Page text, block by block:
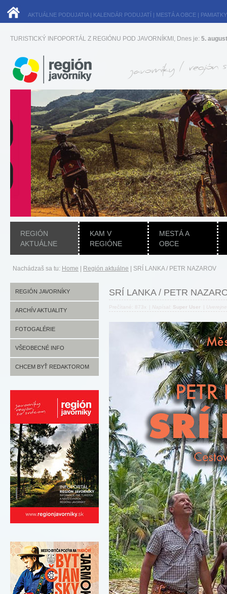
AKTUÁLNE PODUJATIA| KALENDÁR PODUJATÍ | MESTÁ A OBCE | PAMIATKY
TURISTICKÝ INFOPORTÁL Z REGIÓNU POD JAVORNÍKMI, Dnes je: 5.
REGIÓN
AKTUÁLNE
KAM V
REGIÓNE
MESTÁ A
OBCE
Nachádzaš sa tu: Home Región aktuálne SRÍ LANKA / PETR NAZAROV
REGIÓN JAVORNÍKY
ARCHÍV AKTUALITY
FOTOGALÉRIE
VŠEOBECNÉ INFO
CHCEM BYŤ REDAKTOROM
SRÍ LANKA / PETR
Prečítané: 873x Napísal: Super User